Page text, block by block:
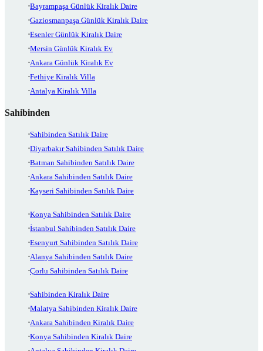
Bayrampaşa Günlük Kiralık Daire
Gaziosmanpaşa Günlük Kiralık Daire
Esenler Günlük Kiralık Daire
Mersin Günlük Kiralık Ev
Ankara Günlük Kiralık Ev
Fethiye Kiralık Villa
Antalya Kiralık Villa
Sahibinden
Sahibinden Satılık Daire
Diyarbakır Sahibinden Satılık Daire
Batman Sahibinden Satılık Daire
Ankara Sahibinden Satılık Daire
Kayseri Sahibinden Satılık Daire
Konya Sahibinden Satılık Daire
İstanbul Sahibinden Satılık Daire
Esenyurt Sahibinden Satılık Daire
Alanya Sahibinden Satılık Daire
Çorlu Sahibinden Satılık Daire
Sahibinden Kiralık Daire
Malatya Sahibinden Kiralık Daire
Ankara Sahibinden Kiralık Daire
Konya Sahibinden Kiralık Daire